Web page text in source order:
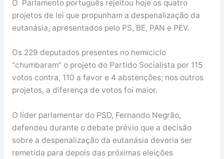
O Parlamento português rejeitou hoje os quatro
projetos de lei que propunham a despenalização da
eutanásia, apresentados pelo PS, BE, PAN e PEV.
Os 229 deputados presentes no hemiciclo
“chumbaram” o projeto do Partido Socialista por 115
votos contra, 110 a favor e 4 abstenções; nos outros
projetos, a diferença de votos foi maior.
O líder parlamentar do PSD, Fernando Negrão,
defendeu durante o debate prévio que a decisão
sobre a despenalização da eutanásia deveria ser
remetida para depois das próximas eleições